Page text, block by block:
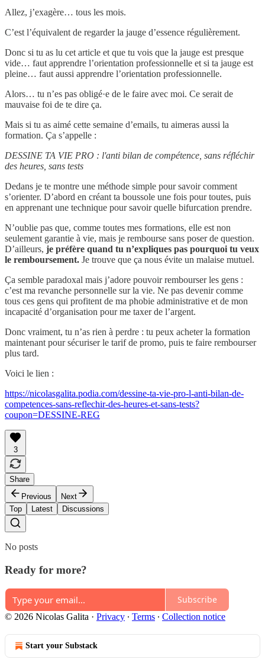
Allez, j’exagère… tous les mois.
C’est l’équivalent de regarder la jauge d’essence régulièrement.
Donc si tu as lu cet article et que tu vois que la jauge est presque
vide… faut apprendre l’orientation professionnelle et si ta jauge est
pleine… faut aussi apprendre l’orientation professionnelle.
Alors… tu n’es pas obligé·e de le faire avec moi. Ce serait de
mauvaise foi de te dire ça.
Mais si tu as aimé cette semaine d’emails, tu aimeras aussi la
formation. Ça s’appelle :
DESSINE TA VIE PRO : l'anti bilan de compétence, sans réfléchir
des heures, sans tests
Dedans je te montre une méthode simple pour savoir comment
s’orienter. D’abord en créant ta boussole une fois pour toutes, puis
en apprenant une technique pour savoir quelle bifurcation prendre.
N’oublie pas que, comme toutes mes formations, elle est non
seulement garantie à vie, mais je rembourse sans poser de question.
D’ailleurs, je préfère quand tu n’expliques pas pourquoi tu veux
le remboursement. Je trouve que ça nous évite un malaise mutuel.
Ça semble paradoxal mais j’adore pouvoir rembourser les gens :
c’est ma revanche personnelle sur la vie. Ne pas devenir comme
tous ces gens qui profitent de ma phobie administrative et de mon
incapacité d’organisation pour me taxer de l’argent.
Donc vraiment, tu n’as rien à perdre : tu peux acheter la formation
maintenant pour sécuriser le tarif de promo, puis te faire rembourser
plus tard.
Voici le lien :
https://nicolasgalita.podia.com/dessine-ta-vie-pro-l-anti-bilan-de-
competences-sans-reflechir-des-heures-et-sans-tests?
coupon=DESSINE-REG
3
Share
Previous
Next
Top
Latest Discussions
No posts
Ready for more?
Subscribe
© 2026 Nicolas Galita · Privacy ∙ Terms ∙ Collection notice
Start your Substack